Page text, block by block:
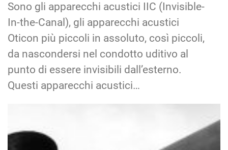
Sono gli apparecchi acustici IIC (Invisible-
In-the-Canal), gli apparecchi acustici
Oticon più piccoli in assoluto, così piccoli,
da nascondersi nel condotto uditivo al
punto di essere invisibili dall’esterno.
Questi apparecchi acustici…